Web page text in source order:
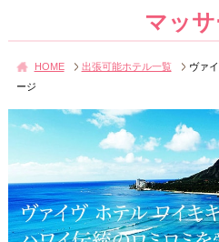
マッ
HOME 出張可能ホテル一覧
ヴァ
ージ